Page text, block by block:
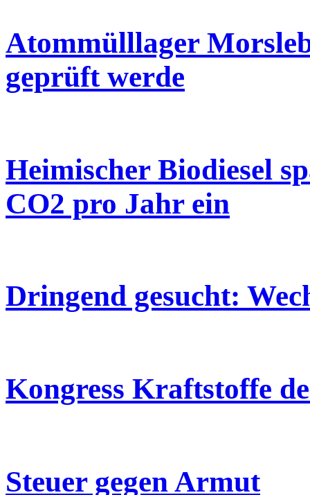
Atommülllager
geprüft werde
Heimischer Biodiesel
CO2 pro Jahr ein
Dringend gesucht:
Kongress Kraftstoffe
Steuer gegen Armut